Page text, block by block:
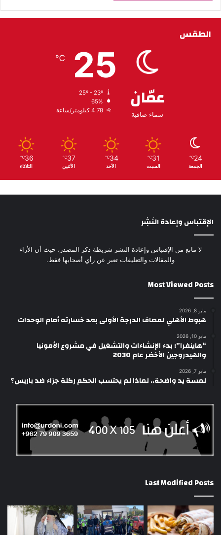
الطقس
عمّان
سماء صافية
25
℃
65%
4.78 كيلومتر/ساعة
24
℃
الجمعة
31
℃
السبت
34
℃
الأحد
37
℃
الأثنين
36
℃
الثلاثاء
الإقتباس وإعادة النَشِر
لا مانع من الإقتباس وإعادة النشر شريطة ذكر المصدر، حيث أن الأراء
والمقالات والتعليقات تعبر عن رأي أصحابها فقط.
Most Viewed Posts
مايو 8, 2026
هبوط الأهلي لمصاف الدرجة الأولى بعد خسارته أمام الوحدات
مايو 10, 2026
“هاينفرا”: بدء الإنشاءات والتشغيل في مشروع الأمونيا
والهيدروجين الأخضر عام 2030
مايو 7, 2026
لمسة يد واضحة.. لماذا لم يحتسب الحكم ركلة جزاء ضد باريس؟
Last Modified Posts